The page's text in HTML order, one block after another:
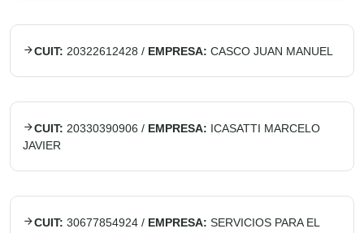
CUIT: 20322612428 / EMPRESA: CASCO JUAN MANUEL
CUIT: 20330390906 / EMPRESA: ICASATTI MARCELO
JAVIER
CUIT: 30677854924 / EMPRESA: SERVICIOS PARA EL